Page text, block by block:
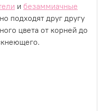
и безаммиачные
подходят друг другу
цвета от корней до